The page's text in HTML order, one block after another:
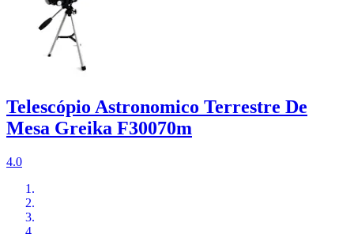
Telescópio Astronomico Terrestre De
Mesa Greika F30070m
4.0